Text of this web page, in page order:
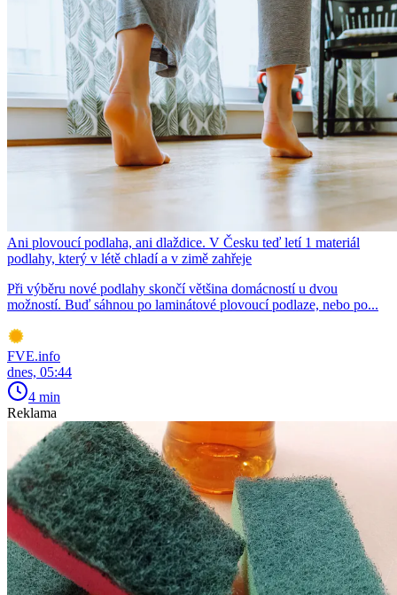
Ani plovoucí podlaha, ani dlaždice. V Česku teď letí 1 materiál
podlahy, který v létě chladí a v zimě zahřeje
Při výběru nové podlahy skončí většina domácností u dvou
možností. Buď sáhnou po laminátové plovoucí podlaze, nebo po...
FVE.info
dnes, 05:44
4 min
Reklama